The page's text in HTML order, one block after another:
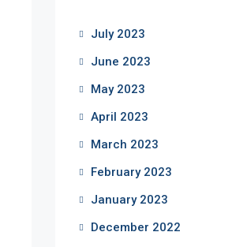
July 2023
June 2023
May 2023
April 2023
March 2023
February 2023
January 2023
December 2022